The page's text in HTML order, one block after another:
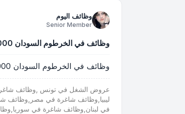
وظائف اليوم
Senior Member
وظائف في الخرطوم السودان 25000 وظيفة للشباب بولاية الخرطوم
وظائف في الخرطوم السودان 25000 وظيفة للشباب بولاية الخرطوم
عروض الشغل في تونس ,وظائف
ليبيا,وظائف شاغرة في مصر,وظائف
في لبنان,وظائف شاغرة في